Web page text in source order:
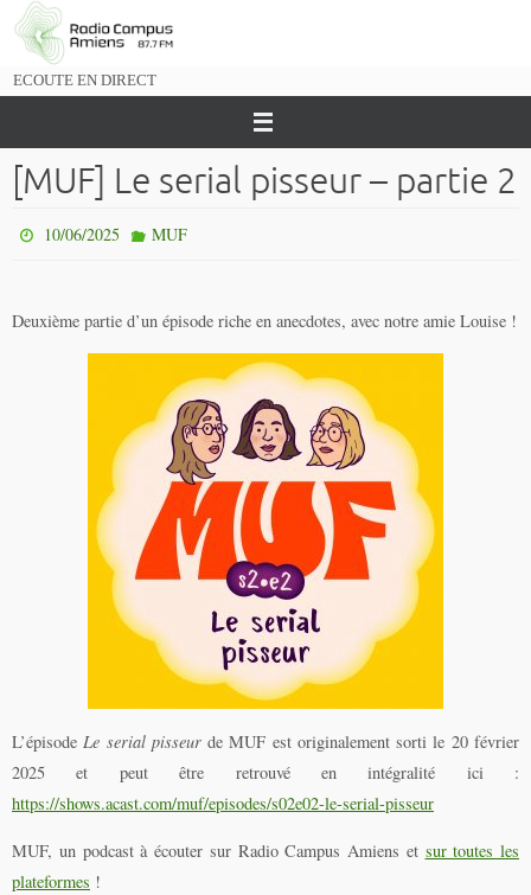
Passer
vers
ECOUTE EN DIRECT
[MUF] Le serial pisseur – partie 2
10/06/2025 MUF
Deuxième partie d’un épisode riche en anecdotes, avec notre amie Louise !
L’épisodeLe serial pisseurde MUF est originalement sorti le 20 février
2025 et peut être retrouvé en intégralité ici :
https://shows.acast.com/muf/episodes/s02e02-le-serial-pisseur
MUF, un podcast à écouter sur Radio Campus Amiens et sur toutes les
plateformes !